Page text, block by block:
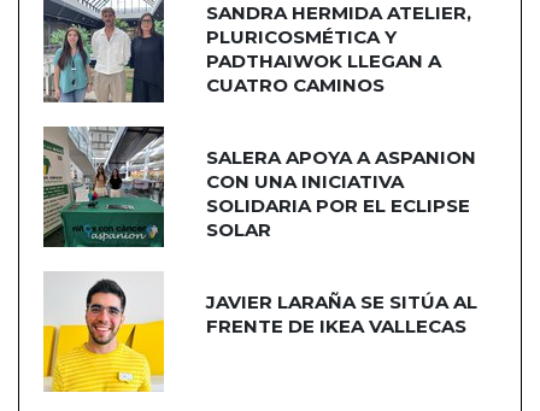
SANDRA HERMIDA ATELIER,
PLURICOSMÉTICA Y
PADTHAIWOK LLEGAN A
CUATRO CAMINOS
SALERA APOYA A ASPANION
CON UNA INICIATIVA
SOLIDARIA POR EL ECLIPSE
SOLAR
JAVIER LARAÑA SE SITÚA AL
FRENTE DE IKEA VALLECAS